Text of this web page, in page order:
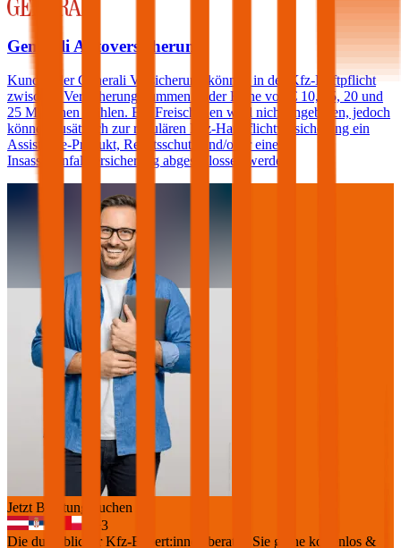
Generali Autoversicherung
Kunden der Generali Versicherung können in der Kfz-Haftpflicht
zwischen Versicherungssummen in der Höhe von € 10, 15, 20 und
25 Millionen wählen. Ein Freischaden wird nicht angeboten, jedoch
können zusätzlich zur regulären Kfz-Haftpflichtversicherung ein
Assistance-Produkt, Rechtsschutz und/oder eine
Insassenunfallversicherung abgeschlossen werden.
Jetzt Beratung buchen
+3
Die durchblicker Kfz-Expert:innen beraten Sie gerne kostenlos &